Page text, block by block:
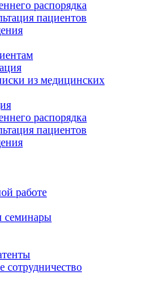
распорядка
пациентов
из медицинских
распорядка
пациентов
работе
семинары